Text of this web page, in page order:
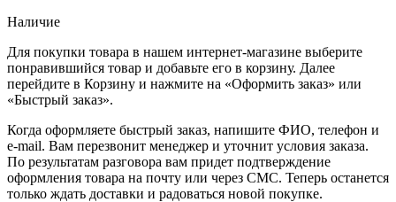
Наличие
Для покупки товара в нашем интернет-магазине выберите
понравившийся товар и добавьте его в корзину. Далее
перейдите в Корзину и нажмите на «Оформить заказ» или
«Быстрый заказ».
Когда оформляете быстрый заказ, напишите ФИО, телефон и
e-mail. Вам перезвонит менеджер и уточнит условия заказа.
По результатам разговора вам придет подтверждение
оформления товара на почту или через СМС. Теперь останется
только ждать доставки и радоваться новой покупке.